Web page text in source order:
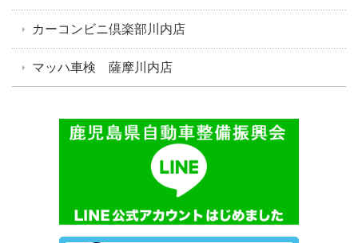
カーコンビニ倶楽部川内店
マッハ車検 薩摩川内店